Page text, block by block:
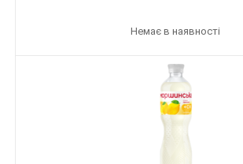
Немає в наявності